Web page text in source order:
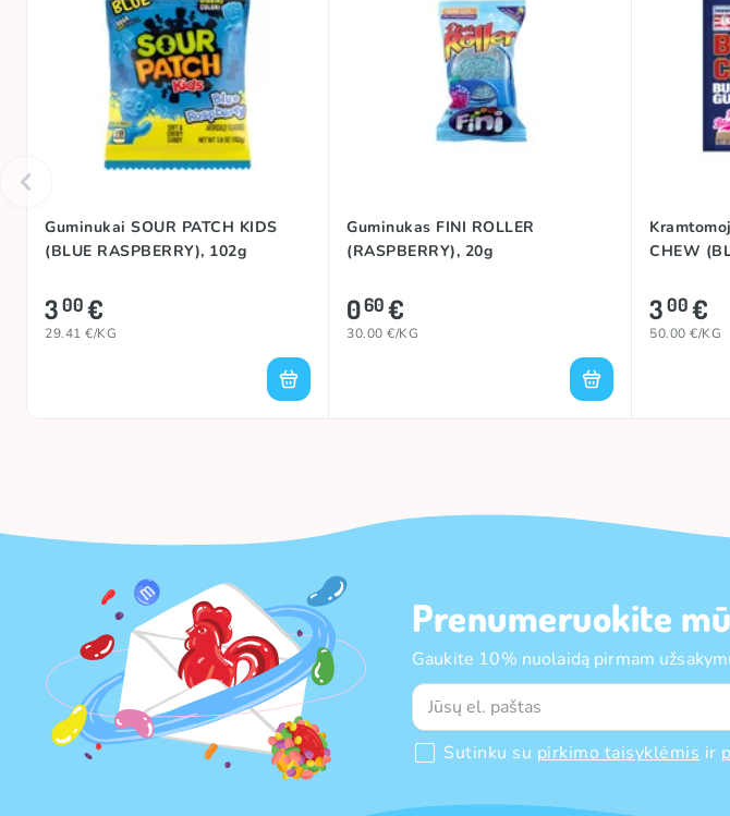
Guminukai SOUR PATCH KIDS
(BLUE RASPBERRY), 102g
300€
29.41 €/KG
Guminukas FINI ROLLER
(RASPBERRY), 20g
060€
30.00 €/KG
CHEW
300€
50.00 €/KG
Prenumeruokite
Gaukite 10% nuolaidą pirmam
Sutinku su pirkimo taisyklėmis ir